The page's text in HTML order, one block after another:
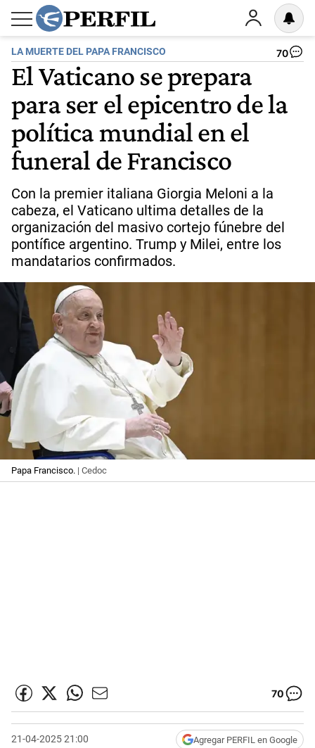
LA MUERTE DEL PAPA FRANCISCO 70
El Vaticano se prepara
para ser el epicentro de la
política mundial en el
funeral de Francisco
Con la premier italiana Giorgia Meloni a la
cabeza, el Vaticano ultima detalles de la
organización del masivo cortejo fúnebre del
pontífice argentino. Trump y Milei, entre los
mandatarios confirmados.
Papa Francisco. | Cedoc
70
21-04-2025 21:00 Agregar PERFIL en Google